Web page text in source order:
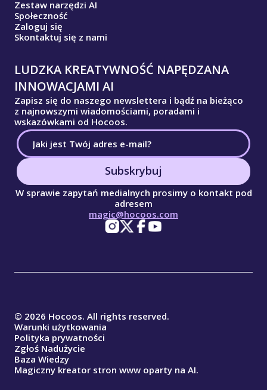
Zestaw narzędzi AI
Społeczność
Zaloguj się
Skontaktuj się z nami
LUDZKA KREATYWNOŚĆ NAPĘDZANA
INNOWACJAMI AI
Zapisz się do naszego newslettera i bądź na bieżąco
z najnowszymi wiadomościami, poradami i
wskazówkami od Hocoos.
Subskrybuj
W sprawie zapytań medialnych prosimy o kontakt pod
adresem
magic@hocoos.com
© 2026 Hocoos. All rights reserved.
Warunki użytkowania
Polityka prywatności
Zgłoś Nadużycie
Baza Wiedzy
Magiczny kreator stron www oparty na AI.